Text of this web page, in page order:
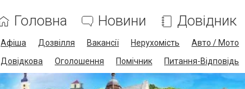
Головна Новини Довідник
Афіша Дозвілля Вакансії Нерухомість Авто / Мото
Довідкова
Оголошення Помічник Питання-Відповідь